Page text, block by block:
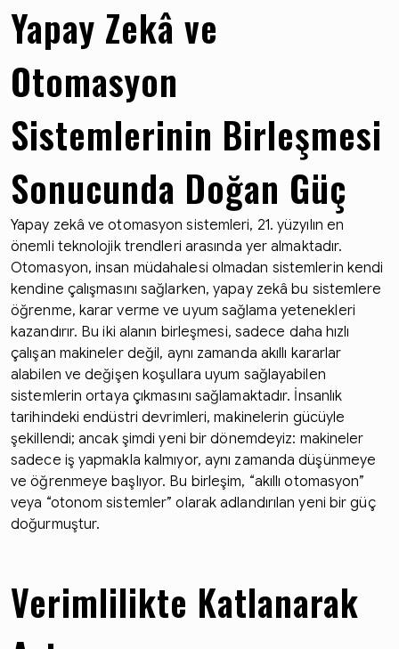
Yapay Zekâ ve
Otomasyon
Sistemlerinin Birleşmesi
Sonucunda Doğan Güç
Yapay zekâ ve otomasyon sistemleri, 21. yüzyılın en
önemli teknolojik trendleri arasında yer almaktadır.
Otomasyon, insan müdahalesi olmadan sistemlerin kendi
kendine çalışmasını sağlarken, yapay zekâ bu sistemlere
öğrenme, karar verme ve uyum sağlama yetenekleri
kazandırır. Bu iki alanın birleşmesi, sadece daha hızlı
çalışan makineler değil, aynı zamanda akıllı kararlar
alabilen ve değişen koşullara uyum sağlayabilen
sistemlerin ortaya çıkmasını sağlamaktadır. İnsanlık
tarihindeki endüstri devrimleri, makinelerin gücüyle
şekillendi; ancak şimdi yeni bir dönemdeyiz: makineler
sadece iş yapmakla kalmıyor, aynı zamanda düşünmeye
ve öğrenmeye başlıyor. Bu birleşim, “akıllı otomasyon”
veya “otonom sistemler” olarak adlandırılan yeni bir güç
doğurmuştur.
Verimlilikte Katlanarak